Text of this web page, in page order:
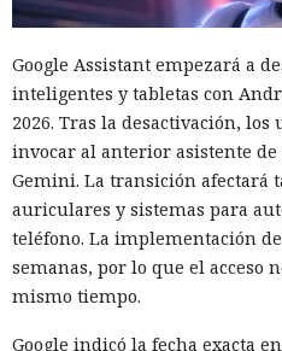
Google Assistant empezará a
inteligentes y tabletas con
2026. Tras la desactivación,
invocar al anterior asistente
Gemini. La transición afectará
auriculares y sistemas para
teléfono. La implementación
semanas, por lo que el acceso
mismo tiempo.
Google indicó la fecha exacta